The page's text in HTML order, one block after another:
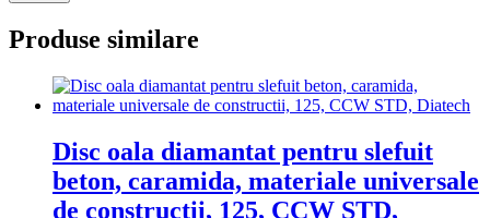
Produse similare
Disc oala diamantat pentru slefuit
beton, caramida, materiale universale
de constructii, 125, CCW STD,